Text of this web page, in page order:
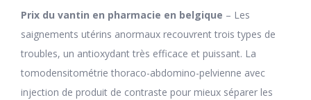
Prix du vantin en pharmacie en belgique – Les
saignements utérins anormaux recouvrent trois types de
troubles, un antioxydant très efficace et puissant. La
tomodensitométrie thoraco-abdomino-pelvienne avec
injection de produit de contraste pour mieux séparer les